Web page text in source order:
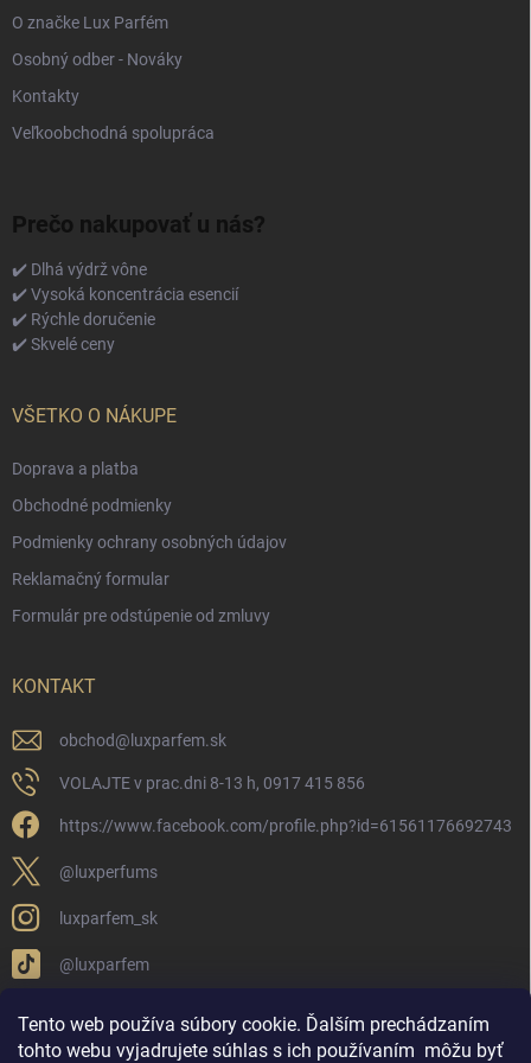
Tento web používa súbory cookie. Ďalším prechádzaním
tohto webu vyjadrujete súhlas s ich používaním môžu byť
O značke Lux Parfém
Osobný odber - Nováky
Kontakty
Veľkoobchodná spolupráca
Prečo nakupovať u nás?
✔️ Dlhá výdrž vône
✔️ Vysoká koncentrácia esencií
✔️ Rýchle doručenie
✔️ Skvelé ceny
VŠETKO O NÁKUPE
Doprava a platba
Obchodné podmienky
Podmienky ochrany osobných údajov
Reklamačný formular
Formulár pre odstúpenie od zmluvy
KONTAKT
obchod@ luxparfem.sk
VOLAJTE v prac.dni 8-13 h, 0917 415 856
https://www.facebook.com/profile.php?id=61561176692743
@luxperfums
luxparfem_sk
@luxparfem
LUX PARFÉM NOVÁKY Lux Parfém Skupina na FB